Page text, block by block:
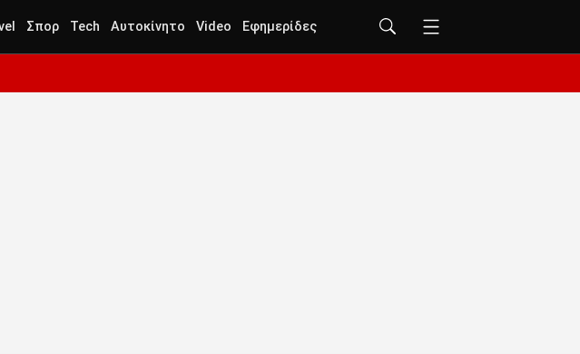
Σπορ Tech Αυτοκίνητο Video Εφημερίδες